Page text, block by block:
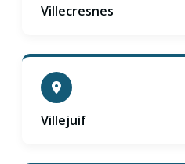
Villecresnes
Villejuif